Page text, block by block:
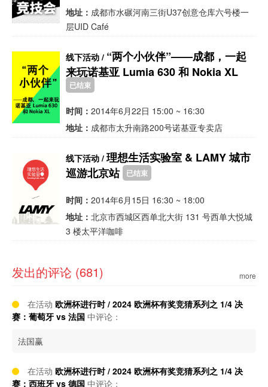
地址： 成都市水碾河南三街U37创意仓库六号楼一
层UID Café
线下活动 / “两个小伙伴”——成都，一起
来玩诺基亚 Lumia 630 和 Nokia XL
已结束
时间： 2014年6月22日 15:00 ~ 16:30
地址： 成都市太升南路200号诺基亚专卖店
线下活动 / 理想生活实验室 & LAMY 城市
巡游北京站
已结束
时间： 2014年6月15日 16:30 ~ 18:00
地址： 北京市西城区西单北大街 131 号西单大悦城
3 楼太平洋咖啡
发出的评论 (681) more
在活动 欧洲杯进行时 / 2024 欧洲杯有奖竞猜系列之 1/4 决
赛：葡萄牙 vs 法国 中评论：
法国赢
在活动 欧洲杯进行时 / 2024 欧洲杯有奖竞猜系列之 1/4 决
赛：西班牙 vs 德国 中评论：